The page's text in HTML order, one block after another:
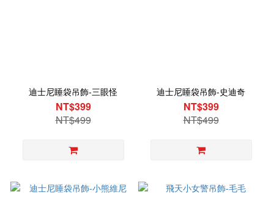
迪士尼睡袋吊飾-三眼怪
NT$399
NT$499
迪士尼睡袋吊飾-史迪奇
NT$399
NT$499